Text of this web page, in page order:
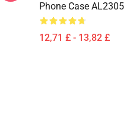
Phone Case AL2305
12,71 £ - 13,82 £